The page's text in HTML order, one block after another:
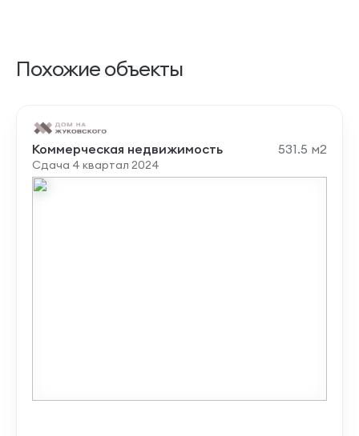
Похожие объекты
Коммерческая недвижимость 531.5 м2
Сдача 4 квартал 2024